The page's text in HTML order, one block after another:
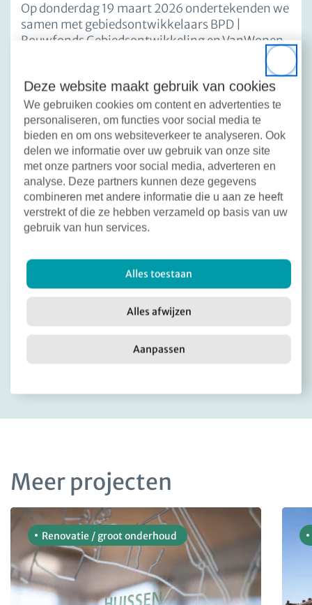
Close
Deze website maakt gebruik van cookies
We gebruiken cookies om content en advertenties te
personaliseren, om functies voor social media te
bieden en om ons websiteverkeer te analyseren. Ook
delen we informatie over uw gebruik van onze site
met onze partners voor social media, adverteren en
analyse. Deze partners kunnen deze gegevens
combineren met andere informatie die u aan ze heeft
verstrekt of die ze hebben verzameld op basis van uw
gebruik van hun services.
Alles toestaan
Alles afwijzen
Aanpassen
Op donderdag 19 maart 2026 ondertekenden we
samen met gebiedsontwikkelaars BPD |
Bouwfonds Gebiedsontwikkeling en VanWonen
een intentieovereenkomst voor de ontwikkeling
BPD en VanWonen zijn bezig met het maken van
het stedenbouwkundig plan. Dit doen ze mede
op basis van inbreng van omwonenden,
toekomstige bewoners en andere
belanghebbenden.
We verwachten dat de bouw (op zijn vroegst)
halverwege 2029 start. En dat we (ook op zijn
woningen kunnen geven.
Deel dit bericht:
Email
Terug naar overzicht
Meer projecten
Renovatie / groot onderhoud